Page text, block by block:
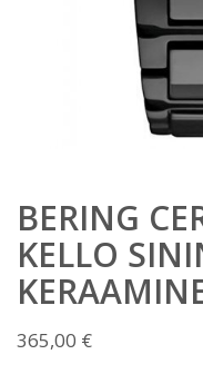
BERING
KELLO
365,00 €